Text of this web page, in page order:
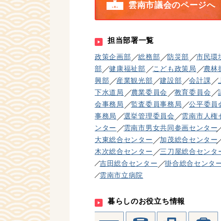
雲南市議会のページへ
担当部署一覧
政策企画部 総務部 防災部
市民環
部
健康福祉部 こども政策局
農林
興部
産業観光部 建設部 会計課
下水道局
農業委員会 教育委員会
会事務局
監査委員事務局
公平委員
事務局
選挙管理委員会
雲南市人権
ンター
雲南市男女共同参画センター
大東総合センター
加茂総合センター
木次総合センター
三刀屋総合センタ
吉田総合センター
掛合総合センタ
雲南市立病院
暮らしのお役立ち情報